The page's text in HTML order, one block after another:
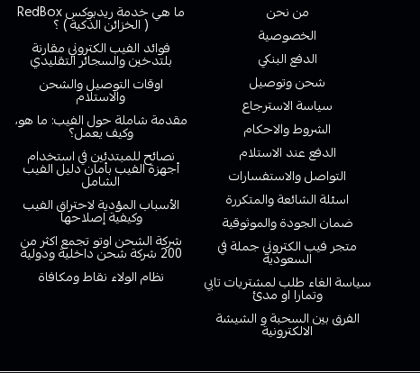
من نحن
الخصوصية
الدفع البنكي
شحن وتوصيل
سياسة الاسترجاع
الشروط والاحكام
الدفع عند الاستلام
التواصل والاستفسارات
اسئلة الشائعة والمتكررة
ضمان الجودة والموثوقية
متجر فيب الكتروني جملة في
السعودية
سياسة الغاء طلب لمشتريات تابي
وتمارا او مدئ
الفرق بين السحبة و الشيشة
الالكترونية
ما هي خدمة ريدبوكس RedBox
( الخزائن الذكية ) ؟
فوائد الفيب الكتروني مقارنة
بلتدخين والسجائر التقليدي
اوقات التوصيل والشحن
والاستلام
مقدمة شاملة حول الفيب: ما هو،
وكيف يعمل؟
نصائح للمبتدئين في استخدام
أجهزة الفيب بأمان دليل الفيب
الشامل
الأسباب المؤدية لاحتراق الفيب
وكيفية إصلاحها
شركة الشحن اوتو تجمع اكثر من
200 شركة شحن داخلية ودولية
نظام الولاء نقاط ومكافاة